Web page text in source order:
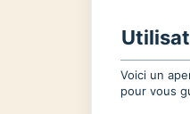
Voici un
pour vous